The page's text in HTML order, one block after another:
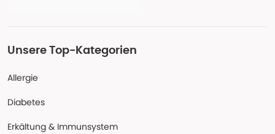
Unsere Top-Kategorien
Allergie
Diabetes
Erkältung & Immunsystem